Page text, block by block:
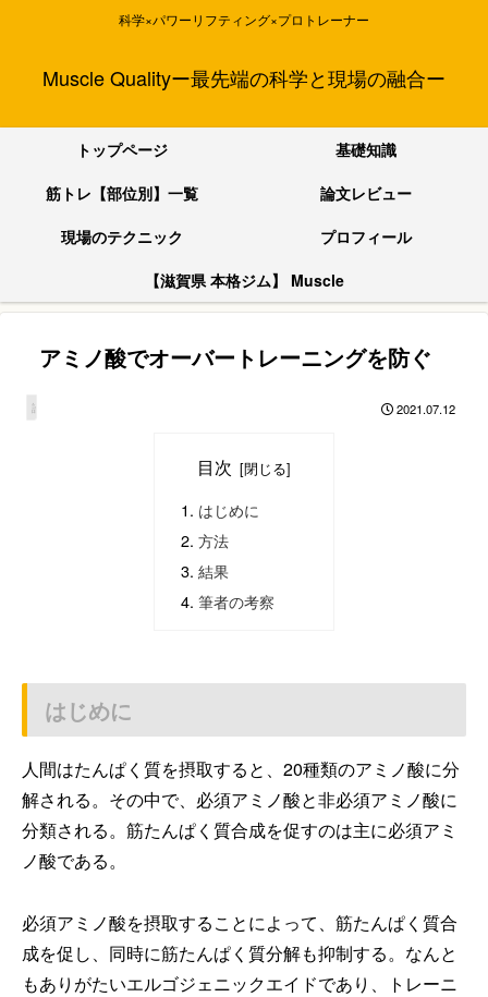
科学×パワーリフティング×プロトレーナー
Muscle Qualityー最先端の科学と現場の融合ー
トップページ
基礎知識
筋トレ【部位別】一覧
論文レビュー
現場のテクニック
プロフィール
【滋賀県 本格ジム】 Muscle
アミノ酸でオーバートレーニングを防ぐ
論文レビュー 2021.07.12
目次
はじめに
方法
結果
筆者の考察
はじめに
人間はたんぱく質を摂取すると、20種類のアミノ酸に分
解される。その中で、必須アミノ酸と非必須アミノ酸に
分類される。筋たんぱく質合成を促すのは主に必須アミ
ノ酸である。
必須アミノ酸を摂取することによって、筋たんぱく質合
成を促し、同時に筋たんぱく質分解も抑制する。なんと
もありがたいエルゴジェニックエイドであり、トレーニ